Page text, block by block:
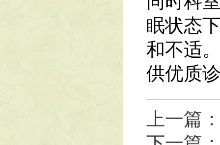
眠状态
和不适
供优质
上一篇